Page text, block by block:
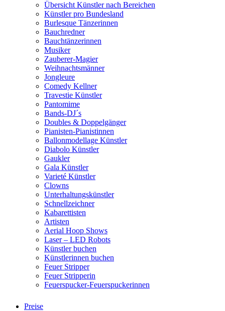
Übersicht Künstler nach Bereichen
Künstler pro Bundesland
Burlesque Tänzerinnen
Bauchredner
Bauchtänzerinnen
Musiker
Zauberer-Magier
Weihnachtsmänner
Jongleure
Comedy Kellner
Travestie Künstler
Pantomime
Bands-DJ´s
Doubles & Doppelgänger
Pianisten-Pianistinnen
Ballonmodellage Künstler
Diabolo Künstler
Gaukler
Gala Künstler
Varieté Künstler
Clowns
Unterhaltungskünstler
Schnellzeichner
Kabarettisten
Artisten
Aerial Hoop Shows
Laser – LED Robots
Künstler buchen
Künstlerinnen buchen
Feuer Stripper
Feuer Stripperin
Feuerspucker-Feuerspuckerinnen
Preise